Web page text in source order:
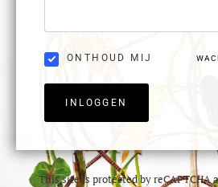
ONTHOUD MIJ
INLOGGEN
This site is protected by reCAPTCHA